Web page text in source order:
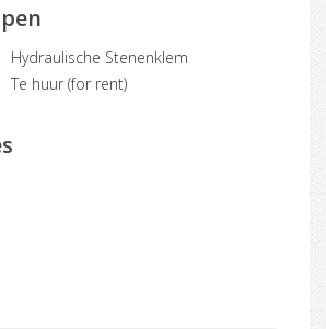
Hydraulische Stenenklem
Te huur (for rent)